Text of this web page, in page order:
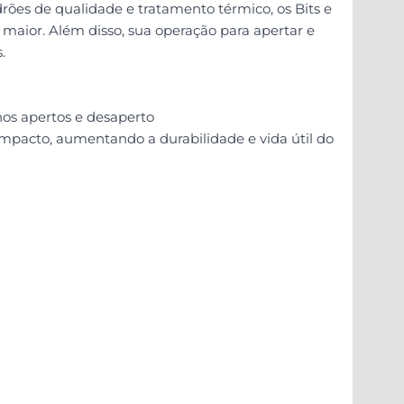
de qualidade e tratamento térmico, os Bits e
Além disso, sua operação para apertar e
apertos e desaperto
aumentando a durabilidade e vida útil do